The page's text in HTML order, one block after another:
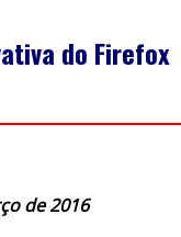
do Firefox
de 2016